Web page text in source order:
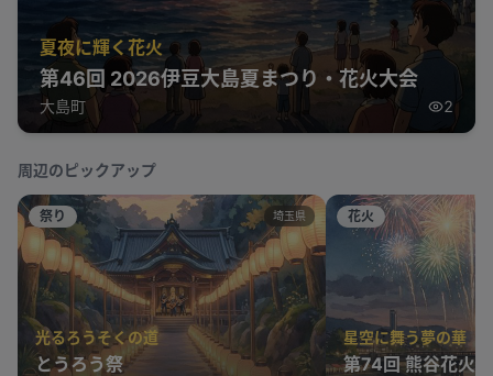
夏夜に輝く花火
第46回 2026伊豆大島夏まつり・花火大会
大島町 2
周辺のピックアップ
祭り 埼玉県
光るろうそくの道
とうろう祭
花火
星空に舞う夢の華
第74回 熊谷花火